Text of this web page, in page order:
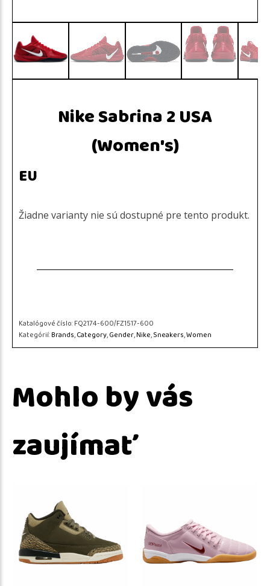
Nike Sabrina 2 USA
(Women's)
EU
Žiadne varianty nie sú dostupné pre tento produkt.
Katalógové číslo:FQ2174-600/FZ1517-600
Kategórií:Brands,Category,Gender,Nike,Sneakers,Women
Mohlo by vás
zaujímať